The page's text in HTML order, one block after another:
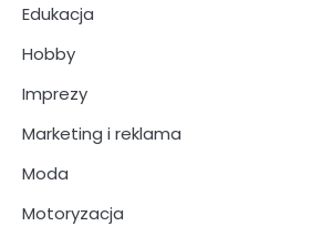
Edukacja
Hobby
Imprezy
Marketing i reklama
Moda
Motoryzacja